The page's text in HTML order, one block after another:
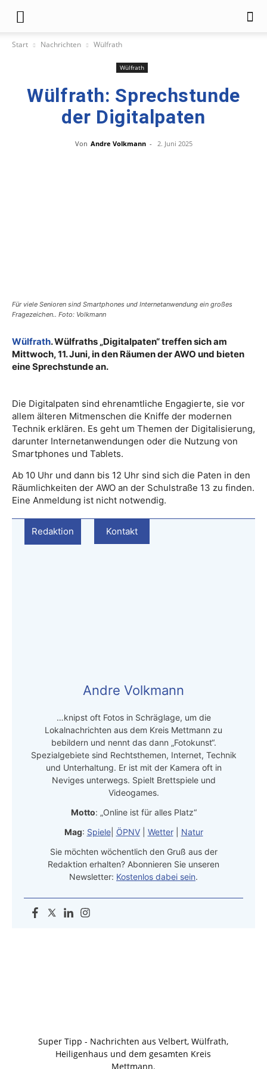
Start Nachrichten Wülfrath
Wülfrath
Wülfrath: Sprechstunde
der Digitalpaten
Von Andre Volkmann - 2. Juni 2025
Für viele Senioren sind Smartphones und Internetanwendung ein großes
Fragezeichen.. Foto: Volkmann
Wülfrath. Wülfraths „Digitalpaten“ treffen sich am
Mittwoch, 11. Juni, in den Räumen der AWO und bieten
eine Sprechstunde an.
Die Digitalpaten sind ehrenamtliche Engagierte, sie vor
allem älteren Mitmenschen die Kniffe der modernen
Technik erklären. Es geht um Themen der Digitalisierung,
darunter Internetanwendungen oder die Nutzung von
Smartphones und Tablets.
Ab 10 Uhr und dann bis 12 Uhr sind sich die Paten in den
Räumlichkeiten der AWO an der Schulstraße 13 zu finden.
Eine Anmeldung ist nicht notwendig.
Redaktion Kontakt
Andre Volkmann
…knipst oft Fotos in Schräglage, um die
Lokalnachrichten aus dem Kreis Mettmann zu
bebildern und nennt das dann „Fotokunst“.
Spezialgebiete sind Rechtsthemen, Internet, Technik
und Unterhaltung. Er ist mit der Kamera oft in
Neviges unterwegs. Spielt Brettspiele und
Videogames.
Motto: „Online ist für alles Platz“
Mag: Spiele| ÖPNV| Wetter| Natur
Sie möchten wöchentlich den Gruß aus der
Redaktion erhalten? Abonnieren Sie unseren
Newsletter: Kostenlos dabei sein.
Super Tipp - Nachrichten aus Velbert, Wülfrath,
Heiligenhaus und dem gesamten Kreis
Mettmann.